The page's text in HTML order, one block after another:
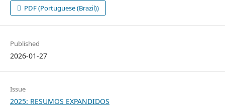
PDF (Portuguese (Brazil))
Published
2026-01-27
Issue
2025: RESUMOS EXPANDIDOS